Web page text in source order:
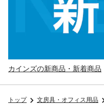
カインズの新商品・新着商品
トップ 文房具・オフィス用品